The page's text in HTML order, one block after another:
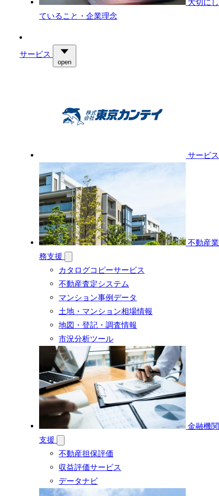
大切にし
ていること・企業理念
サービス
open
サービス
不動産業
務支援
カタログコピーサービス
不動産査定システム
マンション事例データ
土地・マンション相場情報
地図・登記・調査情報
市況分析ツール
金融機関
支援
不動産担保評価
収益評価サービス
データナビ